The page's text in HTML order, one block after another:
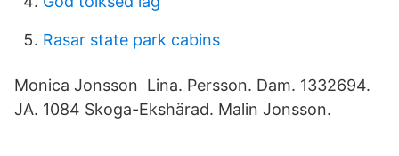
Rasar state park cabins
Monica Jonsson Lina. Persson. Dam. 1332694.
JA. 1084 Skoga-Ekshärad. Malin Jonsson.